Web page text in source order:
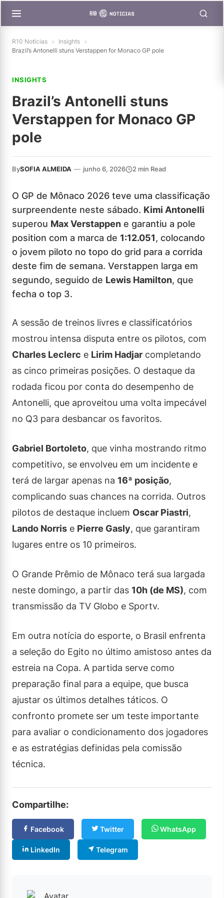
R10 Notícias » Insights »
Brazil’s Antonelli stuns Verstappen for Monaco GP pole
INSIGHTS
Brazil’s Antonelli stuns
Verstappen for Monaco GP
pole
BySOFIA ALMEIDA — junho 6, 2026 2 min Read
O GP de Mônaco 2026 teve uma classificação
surpreendente neste sábado. Kimi Antonelli
superou Max Verstappen e garantiu a pole
position com a marca de 1:12.051, colocando
o jovem piloto no topo do grid para a corrida
deste fim de semana. Verstappen larga em
segundo, seguido de Lewis Hamilton, que
fecha o top 3.
A sessão de treinos livres e classificatórios
mostrou intensa disputa entre os pilotos, com
Charles Leclerc e Lirim Hadjar completando
as cinco primeiras posições. O destaque da
rodada ficou por conta do desempenho de
Antonelli, que aproveitou uma volta impecável
no Q3 para desbancar os favoritos.
Gabriel Bortoleto, que vinha mostrando ritmo
competitivo, se envolveu em um incidente e
terá de largar apenas na 16ª posição,
complicando suas chances na corrida. Outros
pilotos de destaque incluem Oscar Piastri,
Lando Norris e Pierre Gasly, que garantiram
lugares entre os 10 primeiros.
O Grande Prêmio de Mônaco terá sua largada
neste domingo, a partir das 10h (de MS), com
transmissão da TV Globo e Sportv.
Em outra notícia do esporte, o Brasil enfrenta
a seleção do Egito no último amistoso antes da
estreia na Copa. A partida serve como
preparação final para a equipe, que busca
ajustar os últimos detalhes táticos. O
confronto promete ser um teste importante
para avaliar o condicionamento dos jogadores
e as estratégias definidas pela comissão
técnica.
Compartilhe:
Facebook Twitter WhatsApp
LinkedIn Telegram